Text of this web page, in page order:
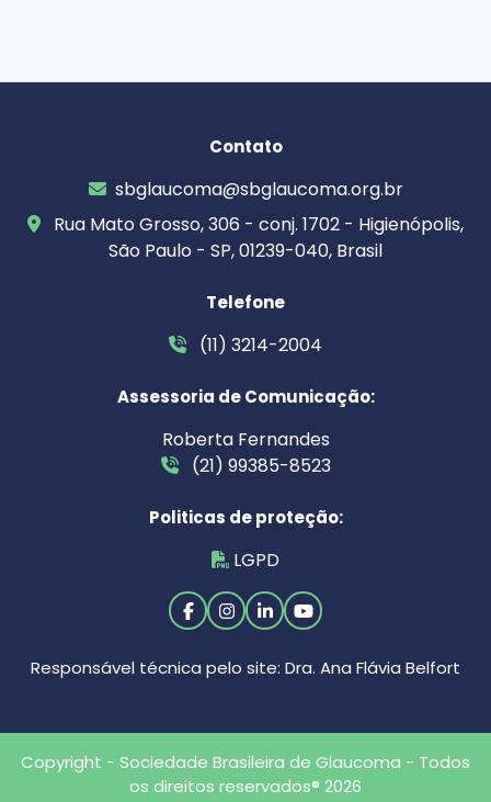
Contato
sbglaucoma@sbglaucoma.org.br
Rua Mato Grosso, 306 - conj. 1702 - Higienópolis,
São Paulo - SP, 01239-040, Brasil
Telefone
(11) 3214-2004
Assessoria de Comunicação:
Roberta Fernandes
(21) 99385-8523
Politicas de proteção:
LGPD
Responsável técnica pelo site: Dra. Ana Flávia Belfort
Copyright - Sociedade Brasileira de Glaucoma - Todos
os direitos reservados® 2026